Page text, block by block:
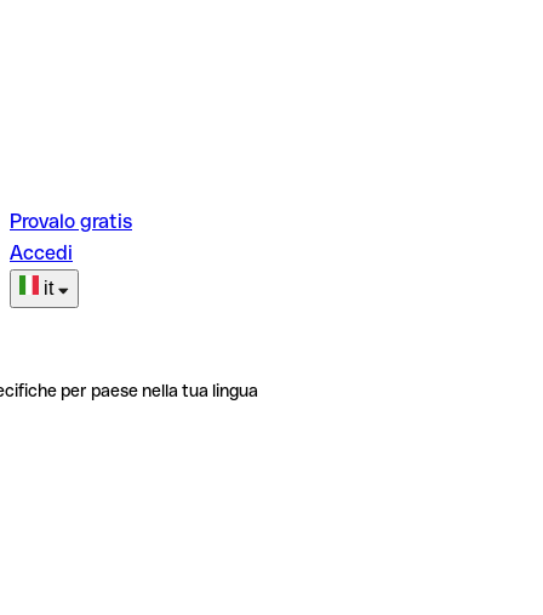
Provalo gratis
Accedi
it
per paese nella tua lingua